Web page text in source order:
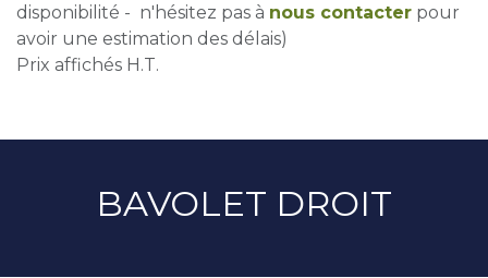
disponibilité - n'hésitez pas à nous contacter pour
avoir une estimation des délais)
Prix affichés H.T.
BAVOLET DROIT